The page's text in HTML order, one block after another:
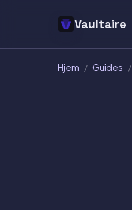
Vaultaire
Hjem / Guides /